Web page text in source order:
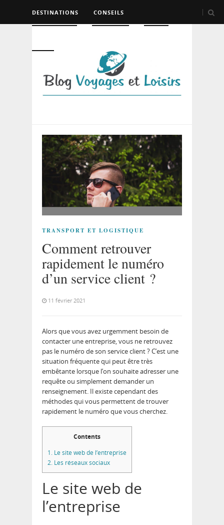
DESTINATIONS CONSEILS
TRANSPORT ET LOGISTIQUE
Comment retrouver
rapidement le numéro
d’un service client ?
11 février 2021
Alors que vous avez urgemment besoin de
contacter une entreprise, vous ne retrouvez
pas le numéro de son service client ? C’est une
situation fréquente qui peut être très
embêtante lorsque l’on souhaite adresser une
requête ou simplement demander un
renseignement. Il existe cependant des
méthodes qui vous permettent de trouver
rapidement le numéro que vous cherchez.
Contents
1. Le site web de l’entreprise
2. Les réseaux sociaux
Le site web de
l’entreprise